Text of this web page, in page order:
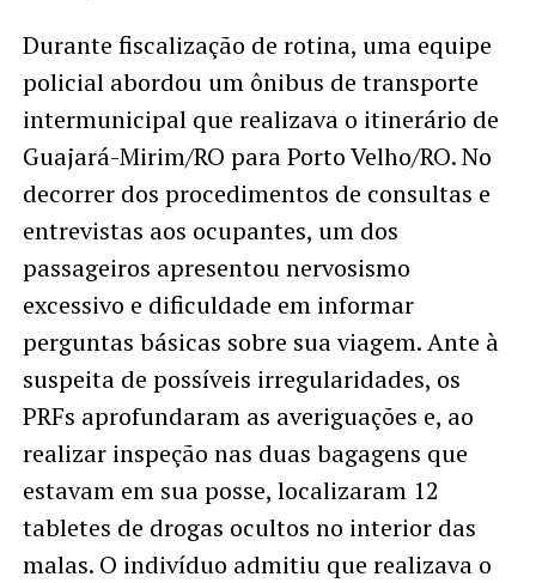
Durante fiscalização de rotina, uma equipe
policial abordou um ônibus de transporte
intermunicipal que realizava o itinerário de
Guajará-Mirim/RO para Porto Velho/RO. No
decorrer dos procedimentos de consultas e
entrevistas aos ocupantes, um dos
passageiros apresentou nervosismo
excessivo e dificuldade em informar
perguntas básicas sobre sua viagem. Ante à
suspeita de possíveis irregularidades, os
PRFs aprofundaram as averiguações e, ao
realizar inspeção nas duas bagagens que
estavam em sua posse, localizaram 12
tabletes de drogas ocultos no interior das
malas. O indivíduo admitiu que realizava o